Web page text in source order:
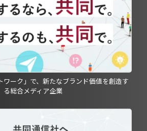
ワーク」で、新たなブランド価値を創造す
る総合メディア企業